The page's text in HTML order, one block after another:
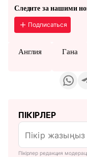
Следите за нашими
Подписаться
Англия Гана
ПІКІРЛЕР
Пікірлер редакция